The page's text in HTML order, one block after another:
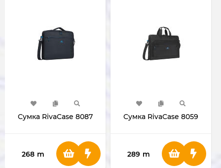
Сумка RivaCase 8087
268 m
Сумка RivaCase 8059
289 m